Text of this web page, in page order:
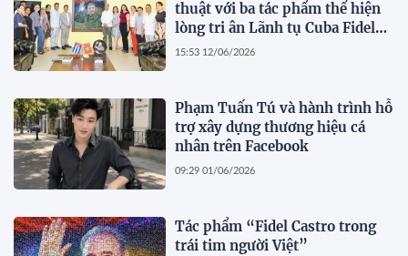
thuật với ba tác phẩm thể hiện
lòng tri ân Lãnh tụ Cuba Fidel
Castro Ruz
15:53 12/06/2026
Phạm Tuấn Tú và hành trình hỗ
trợ xây dựng thương hiệu cá
nhân trên Facebook
09:29 01/06/2026
Tác phẩm “Fidel Castro trong
trái tim người Việt”